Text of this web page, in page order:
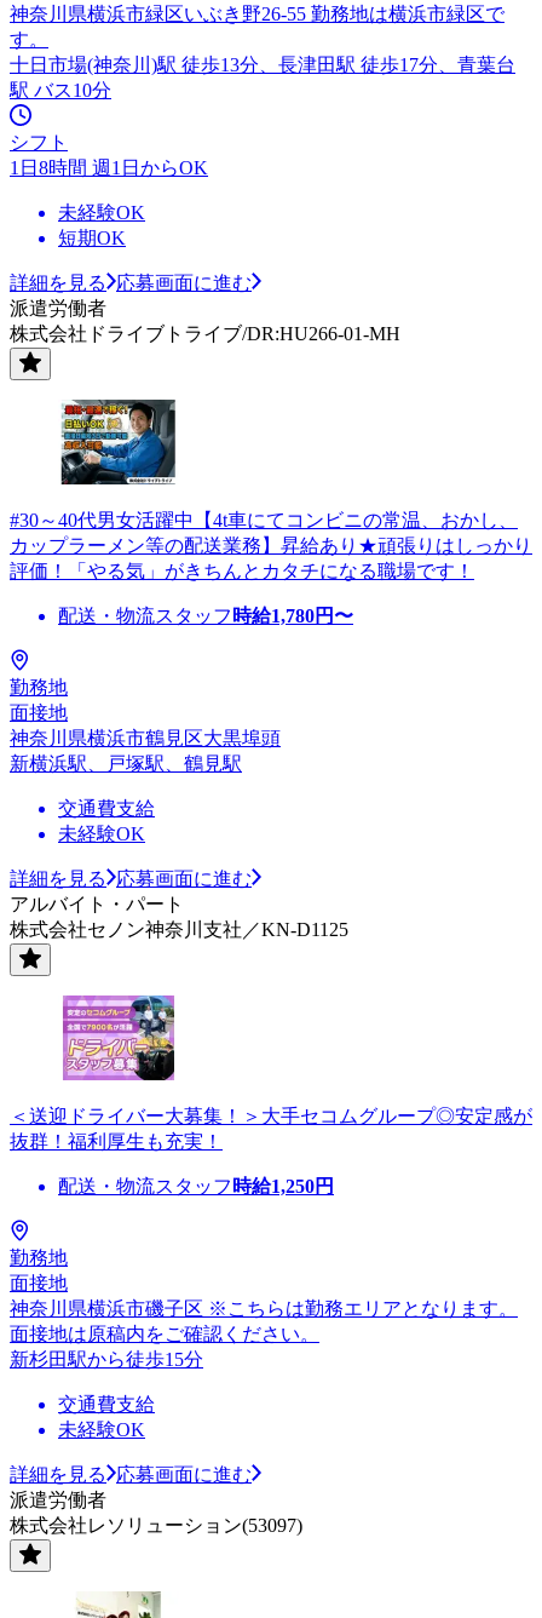
神奈川県横浜市緑区いぶき野26-55 勤務地は横浜市緑区で
す。
十日市場(神奈川)駅 徒歩13分、長津田駅 徒歩17分、青葉台
駅 バス10分
シフト
1日8時間 週1日からOK
未経験OK
短期OK
詳細を見る
応募画面に進む
派遣労働者
株式会社ドライブトライブ/DR:HU266-01-MH
#30～40代男女活躍中【4t車にてコンビニの常温、おかし、
カップラーメン等の配送業務】昇給あり★頑張りはしっかり
評価！「やる気」がきちんとカタチになる職場です！
配送・物流スタッフ 時給1,780円〜
勤務地
面接地
神奈川県横浜市鶴見区大黒埠頭
新横浜駅、戸塚駅、鶴見駅
交通費支給
未経験OK
詳細を見る
応募画面に進む
アルバイト・パート
株式会社セノン神奈川支社／KN-D1125
＜送迎ドライバー大募集！＞大手セコムグループ◎安定感が
抜群！福利厚生も充実！
配送・物流スタッフ 時給1,250円
勤務地
面接地
神奈川県横浜市磯子区 ※こちらは勤務エリアとなります。
面接地は原稿内をご確認ください。
新杉田駅から徒歩15分
交通費支給
未経験OK
詳細を見る
応募画面に進む
派遣労働者
株式会社レソリューション(53097)